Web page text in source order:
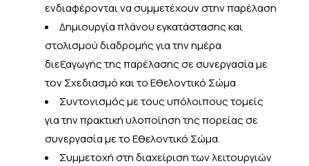
ενδιαφέρονται να συμμετέχουν στην παρέλαση
Δημιουργία πλάνου εγκατάστασης και
στολισμού διαδρομής για την ημέρα
διεξαγωγής της παρέλασης σε συνεργασία με
τον Σχεδιασμό και το Εθελοντικό Σώμα
Συντονισμός με τους υπόλοιπους τομείς
για την πρακτική υλοποίηση της πορείας σε
συνεργασία με το Εθελοντικό Σώμα.
Συμμετοχή στη διαχείριση των λειτουργιών